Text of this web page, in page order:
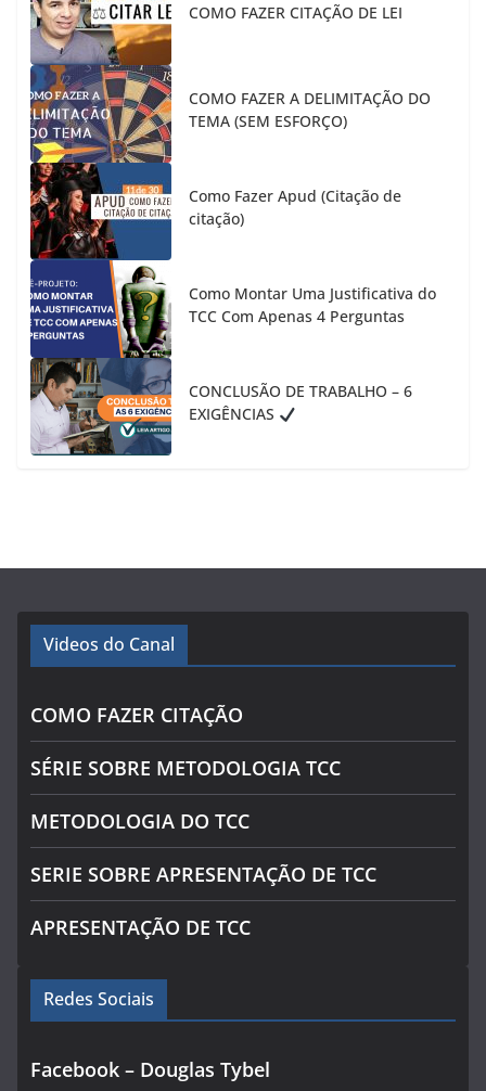
COMO FAZER CITAÇÃO DE LEI
COMO FAZER A DELIMITAÇÃO DO
TEMA (SEM ESFORÇO)
Como Fazer Apud (Citação de
citação)
Como Montar Uma Justificativa do
TCC Com Apenas 4 Perguntas
CONCLUSÃO DE TRABALHO – 6
EXIGÊNCIAS
Videos do Canal
COMO FAZER CITAÇÃO
SÉRIE SOBRE METODOLOGIA TCC
METODOLOGIA DO TCC
SERIE SOBRE APRESENTAÇÃO DE TCC
APRESENTAÇÃO DE TCC
Redes Sociais
Facebook – Douglas Tybel